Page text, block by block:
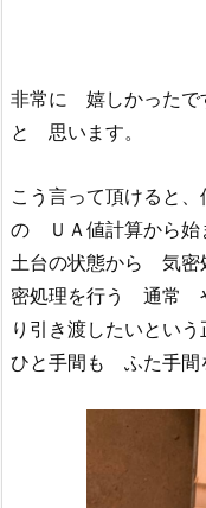
非常に 嬉しかった
と 思います。
こう言って頂けると
の ＵＡ値計算から始
土台の状態から 気密
密処理を行う 通常
り引き渡したいとい
ひと手間も ふた手間